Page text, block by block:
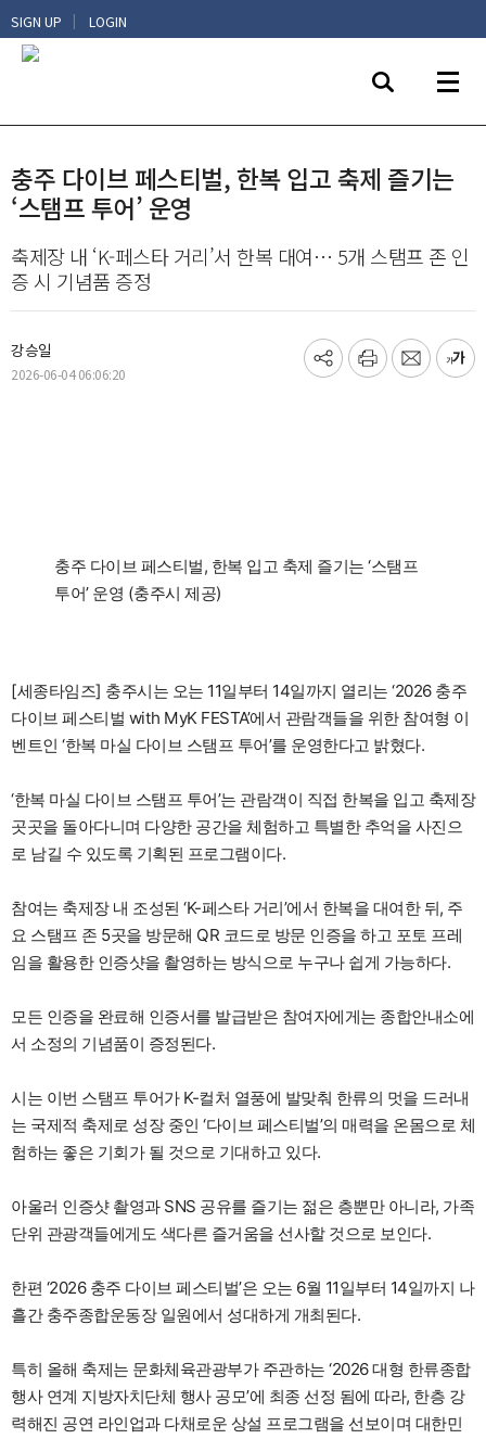
SIGN UP | LOGIN
충주 다이브 페스티벌, 한복 입고 축제 즐기는
‘스탬프 투어’ 운영
축제장 내 ‘K-페스타 거리’서 한복 대여… 5개 스탬프 존 인
증 시 기념품 증정
강승일
2026-06-04 06:06:20
기
프
메
글
충주 다이브 페스티벌, 한복 입고 축제 즐기는 ‘스탬프
투어’ 운영 (충주시 제공)
[세종타임즈] 충주시는 오는 11일부터 14일까지 열리는 ‘2026 충주
다이브 페스티벌 with MyK FESTA’에서 관람객들을 위한 참여형 이
벤트인 ‘한복 마실 다이브 스탬프 투어’를 운영한다고 밝혔다.
‘한복 마실 다이브 스탬프 투어’는 관람객이 직접 한복을 입고 축제장
곳곳을 돌아다니며 다양한 공간을 체험하고 특별한 추억을 사진으
로 남길 수 있도록 기획된 프로그램이다.
참여는 축제장 내 조성된 ‘K-페스타 거리’에서 한복을 대여한 뒤, 주
요 스탬프 존 5곳을 방문해 QR 코드로 방문 인증을 하고 포토 프레
임을 활용한 인증샷을 촬영하는 방식으로 누구나 쉽게 가능하다.
모든 인증을 완료해 인증서를 발급받은 참여자에게는 종합안내소에
서 소정의 기념품이 증정된다.
시는 이번 스탬프 투어가 K-컬처 열풍에 발맞춰 한류의 멋을 드러내
는 국제적 축제로 성장 중인 ‘다이브 페스티벌’의 매력을 온몸으로 체
험하는 좋은 기회가 될 것으로 기대하고 있다.
아울러 인증샷 촬영과 SNS 공유를 즐기는 젊은 층뿐만 아니라, 가족
단위 관광객들에게도 색다른 즐거움을 선사할 것으로 보인다.
한편 ‘2026 충주 다이브 페스티벌’은 오는 6월 11일부터 14일까지 나
흘간 충주종합운동장 일원에서 성대하게 개최된다.
특히 올해 축제는 문화체육관광부가 주관하는 ‘2026 대형 한류종합
행사 연계 지방자치단체 행사 공모’에 최종 선정 됨에 따라, 한층 강
력해진 공연 라인업과 다채로운 상설 프로그램을 선보이며 대한민